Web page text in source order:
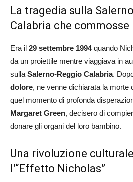
La tragedia sulla
Calabria che commosse
Era il 29 settembre 1994quando
da un proiettile mentre viaggiava in
sulla Salerno-Reggio Calabria.
dolore, ne venne dichiarata la morte
quel momento di profonda
Margaret Green, decisero di
donare gli organi del loro bambino.
Una rivoluzione
l’“Effetto Nicholas”